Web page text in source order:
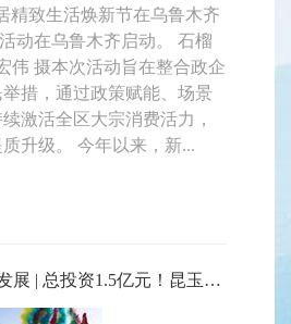
精致生活焕新节在乌鲁木齐
动在乌鲁木齐启动。 石榴
伟 摄本次活动旨在整合政企
措，通过政策赋能、场景
激活全区大宗消费活力，
升级。 今年以来，新...
抓项目 提质效 促发展 | 总投资1.5亿元！昆玉市“时代大厦商业综合体”项目正式开工